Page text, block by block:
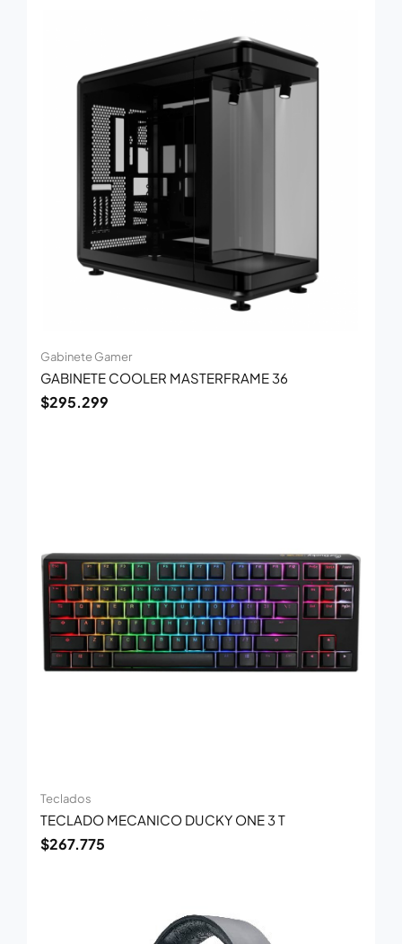
Gabinete Gamer
GABINETE COOLER MASTERFRAME 36
$295.299
Teclados
TECLADO MECANICO DUCKY ONE 3 T
$267.775